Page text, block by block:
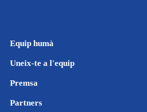
Equip humà
Uneix-te a l'equip
Premsa
Partners